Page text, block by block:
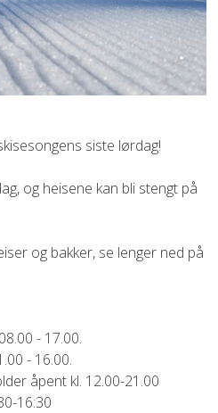
siste lørdag!
og heisene kan bli stengt på
og bakker, se lenger ned på
- 17.00.
- 16.00.
åpent kl. 12.00-21.00
16:30